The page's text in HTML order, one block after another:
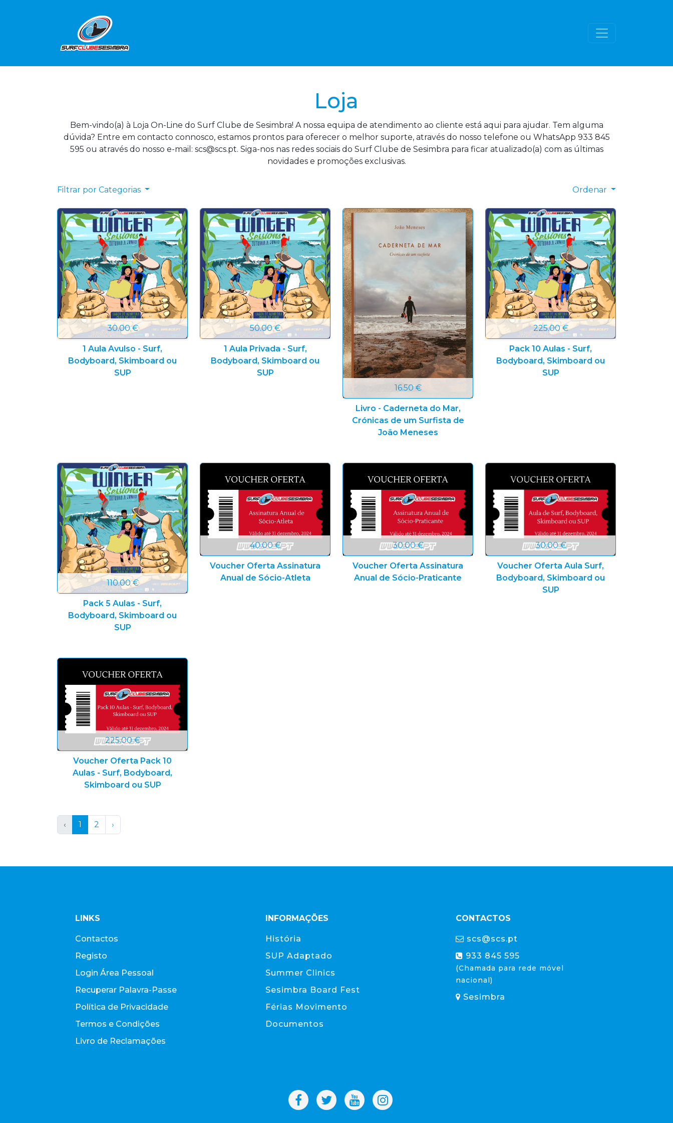
Loja
Bem-vindo(a) à Loja On-Line do Surf Clube de Sesimbra! A nossa equipa de atendimento ao cliente está aqui para ajudar. Tem alguma
dúvida? Entre em contacto connosco, estamos prontos para oferecer o melhor suporte, através do nosso telefone ou WhatsApp 933 845
595 ou através do nosso e-mail: scs@scs.pt. Siga-nos nas redes sociais do Surf Clube de Sesimbra para ficar atualizado(a) com as últimas
novidades e promoções exclusivas.
Filtrar por Categorias Ordenar
30.00 €
1 Aula Avulso - Surf,
Bodyboard, Skimboard ou
SUP
50.00 €
1 Aula Privada - Surf,
Bodyboard, Skimboard ou
SUP
16.50 €
Livro - Caderneta do Mar,
Crónicas de um Surfista de
João Meneses
225.00 €
Pack 10 Aulas - Surf,
Bodyboard, Skimboard ou
SUP
110.00 €
Pack 5 Aulas - Surf,
Bodyboard, Skimboard ou
SUP
40.00 €
Voucher Oferta Assinatura
Anual de Sócio-Atleta
30.00 €
Voucher Oferta Assinatura
Anual de Sócio-Praticante
30.00 €
Voucher Oferta Aula Surf,
Bodyboard, Skimboard ou
SUP
225.00 €
Voucher Oferta Pack 10
Aulas - Surf, Bodyboard,
Skimboard ou SUP
‹ 1 2 ›
LINKS
Contactos
Registo
Login Área Pessoal
Recuperar Palavra-Passe
Política de Privacidade
Termos e Condições
Livro de Reclamações
INFORMAÇÕES
História
SUP Adaptado
Summer Clinics
Sesimbra Board Fest
Férias Movimento
Documentos
CONTACTOS
scs@scs.pt
933 845 595
(Chamada para rede móvel
nacional)
Sesimbra